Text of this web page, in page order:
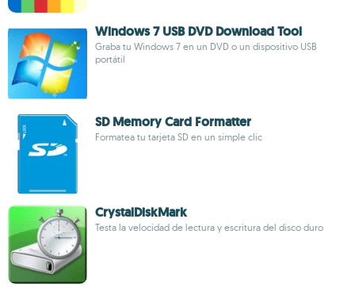
Windows 7 USB DVD Download Tool
Graba tu Windows 7 en un DVD o un dispositivo USB
portátil
SD Memory Card Formatter
Formatea tu tarjeta SD en un simple clic
CrystalDiskMark
Testa la velocidad de lectura y escritura del disco duro